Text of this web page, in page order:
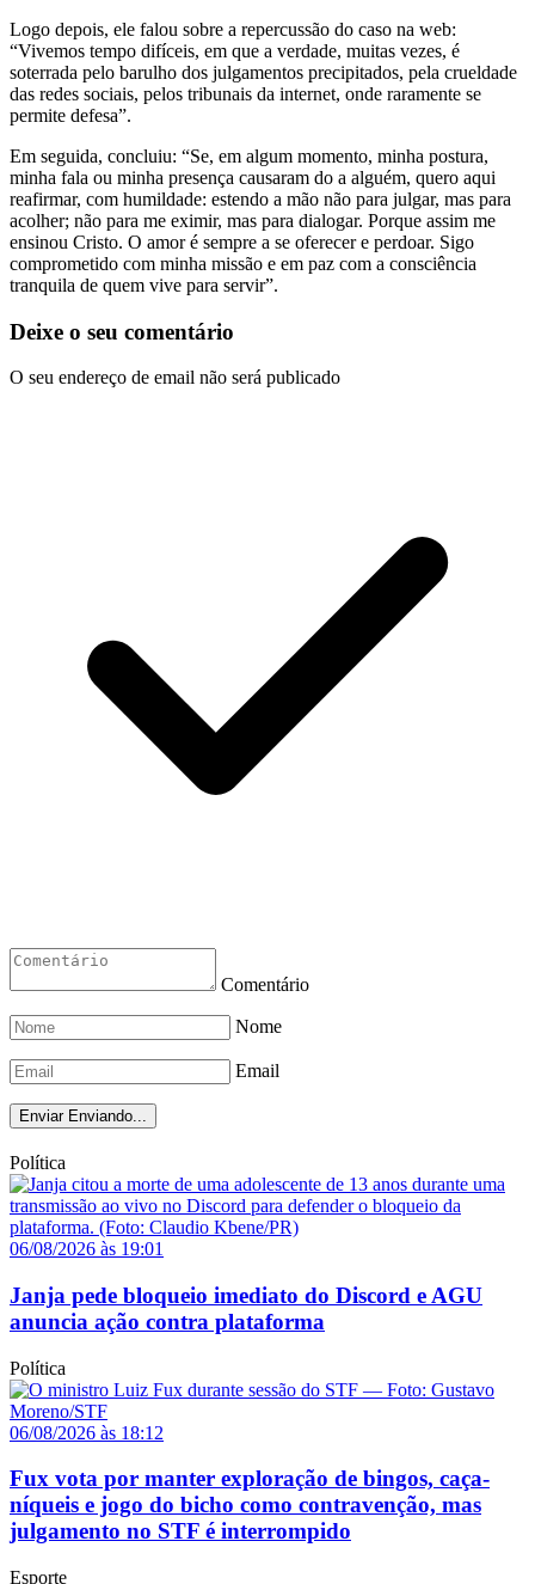
Logo depois, ele falou sobre a repercussão do caso na web:
“Vivemos tempo difíceis, em que a verdade, muitas vezes, é
soterrada pelo barulho dos julgamentos precipitados, pela crueldade
das redes sociais, pelos tribunais da internet, onde raramente se
permite defesa”.
Em seguida, concluiu: “Se, em algum momento, minha postura,
minha fala ou minha presença causaram do a alguém, quero aqui
reafirmar, com humildade: estendo a mão não para julgar, mas para
acolher; não para me eximir, mas para dialogar. Porque assim me
ensinou Cristo. O amor é sempre a se oferecer e perdoar. Sigo
comprometido com minha missão e em paz com a consciência
tranquila de quem vive para servir”.
Deixe o seu comentário
O seu endereço de email não será publicado
Comentário
Nome
Email
Enviar Enviando...
Política
06/08/2026 às 19:01
Janja pede bloqueio imediato do Discord e AGU
anuncia ação contra plataforma
Política
06/08/2026 às 18:12
Fux vota por manter exploração de bingos, caça-
níqueis e jogo do bicho como contravenção, mas
julgamento no STF é interrompido
Esporte